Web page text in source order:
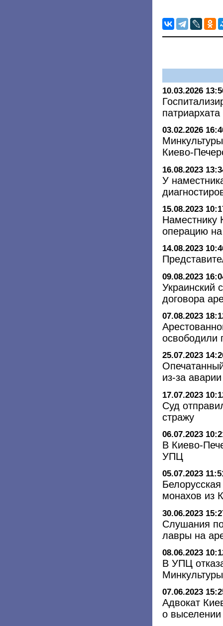
10.03.2026
патриархата
03.02.2026
Киево-
16.08.2023
У
15.08.2023
Наместнику
операцию
14.08.2023
09.08.2023
Украинский
договора
07.08.2023
освободили
25.07.2023
из-за
17.07.2023
Суд
стражу
06.07.2023
В Киево-
УПЦ
05.07.2023
монахов из
30.06.2023
Слушания
лавры на
08.06.2023
В УПЦ
07.06.2023
Адвокат
о